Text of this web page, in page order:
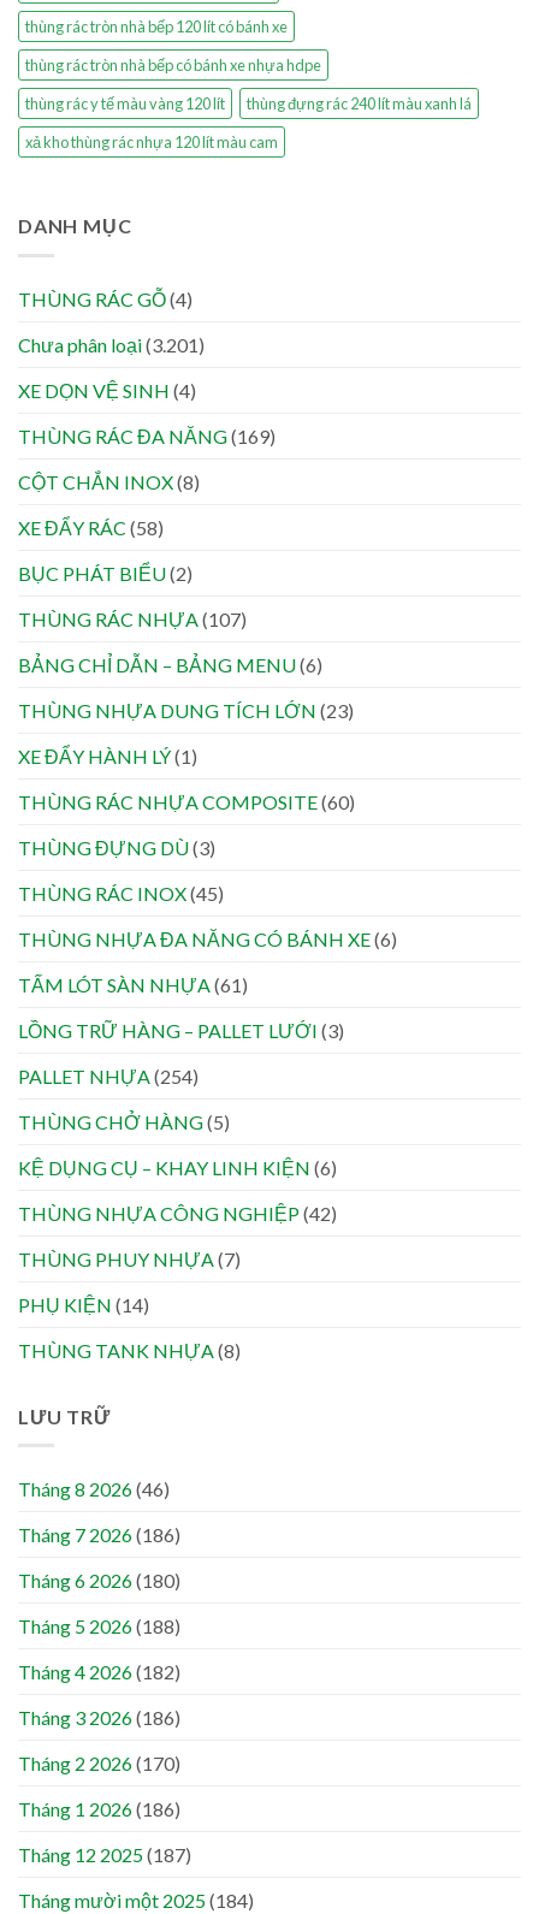
thùng rác tròn nhà bếp 120 lít có bánh xe
thùng rác tròn nhà bếp có bánh xe nhựa hdpe
thùng rác y tế màu vàng 120 lít
thùng đựng rác 240 lít màu xanh lá
xả kho thùng rác nhựa 120 lít màu cam
DANH MỤC
THÙNG RÁC GỖ(4)
Chưa phân loại(3.201)
XE DỌN VỆ SINH (4)
THÙNG RÁC ĐA NĂNG(169)
CỘT CHẮN INOX(8)
XE ĐẨY RÁC (58)
BỤC PHÁT BIỂU(2)
THÙNG RÁC NHỰA (107)
BẢNG CHỈ DẪN – BẢNG MENU(6)
THÙNG NHỰA DUNG TÍCH LỚN (23)
XE ĐẨY HÀNH LÝ(1)
THÙNG RÁC NHỰA COMPOSITE(60)
THÙNG ĐỰNG DÙ(3)
THÙNG RÁC INOX(45)
THÙNG NHỰA ĐA NĂNG CÓ BÁNH XE(6)
TẤM LÓT SÀN NHỰA (61)
LỒNG TRỮ HÀNG – PALLET LƯỚI (3)
PALLET NHỰA (254)
THÙNG CHỞ HÀNG(5)
KỆ DỤNG CỤ – KHAY LINH KIỆN (6)
THÙNG NHỰA CÔNG NGHIỆP(42)
THÙNG PHUY NHỰA (7)
PHỤ KIỆN (14)
THÙNG TANK NHỰA (8)
LƯU TRỮ
Tháng 8 2026(46)
Tháng 7 2026(186)
Tháng 6 2026(180)
Tháng 5 2026(188)
Tháng 4 2026(182)
Tháng 3 2026(186)
Tháng 2 2026(170)
Tháng 1 2026(186)
Tháng 12 2025(187)
Tháng mười một 2025(184)